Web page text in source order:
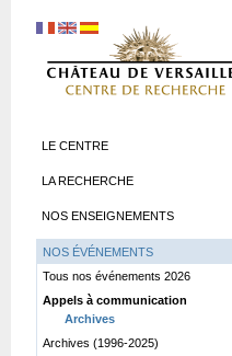
LE CENTRE
LA RECHERCHE
NOS ENSEIGNEMENTS
NOS ÉVÉNEMENTS
Tous nos événements 2026
Appels à communication
Archives
Archives (1996-2025)